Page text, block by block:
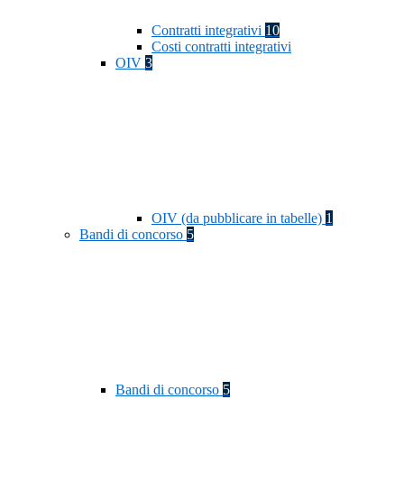
Contratti integrativi 10
Costi contratti integrativi
OIV 3
OIV (da pubblicare in tabelle) 1
Bandi di concorso 5
Bandi di concorso 5